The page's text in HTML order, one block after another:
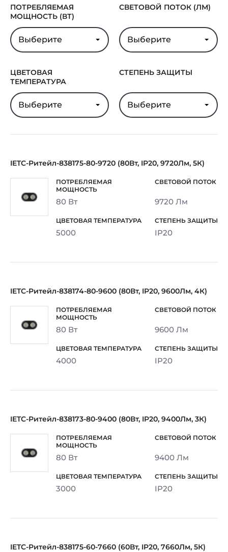
ПОТРЕБЛЯЕМАЯ
МОЩНОСТЬ (ВТ)
Выберите
СВЕТОВОЙ ПОТОК (ЛМ)
Выберите
ЦВЕТОВАЯ
ТЕМПЕРАТУРА
Выберите
СТЕПЕНЬ ЗАЩИТЫ
Выберите
IETC-Ритейл-838175-80-9720 (80Вт, IP20, 9720Лм, 5К)
80 Вт 9720 Лм
5000 IP20
IETC-Ритейл-838174-80-9600 (80Вт, IP20, 9600Лм, 4К)
80 Вт 9600 Лм
4000 IP20
IETC-Ритейл-838173-80-9400 (80Вт, IP20, 9400Лм, 3К)
80 Вт 9400 Лм
3000 IP20
IETC-Ритейл-838175-60-7660 (60Вт, IP20, 7660Лм, 5К)